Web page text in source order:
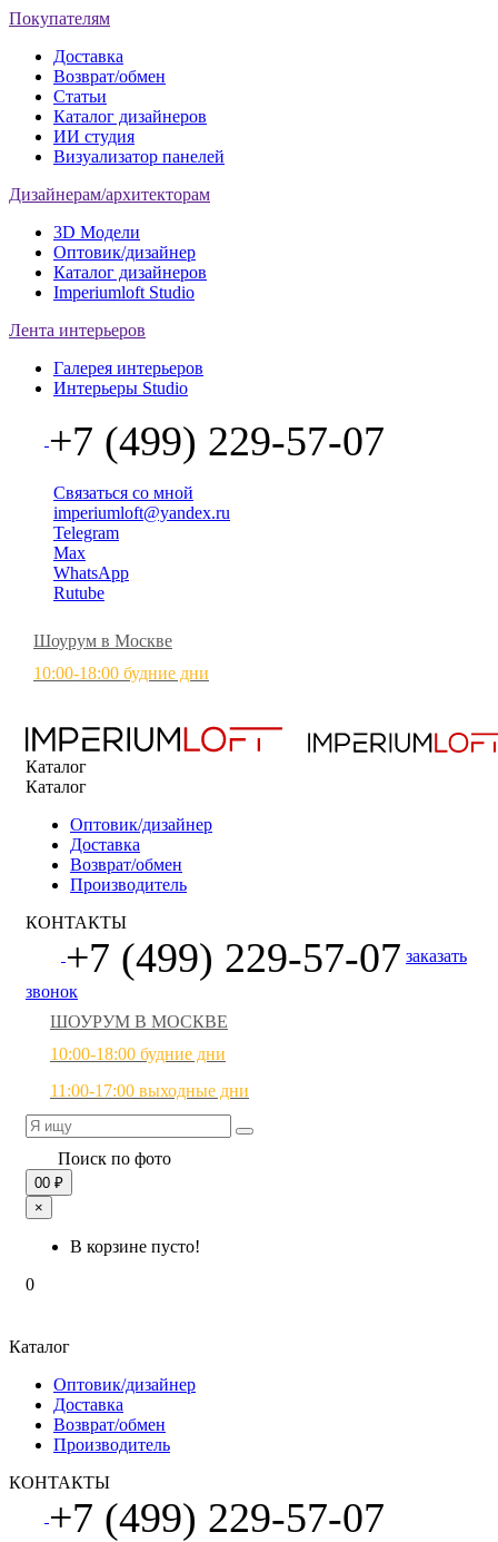
Покупателям
Доставка
Возврат/обмен
Статьи
Каталог дизайнеров
ИИ студия
Визуализатор панелей
Дизайнерам/архитекторам
3D Модели
Оптовик/дизайнер
Каталог дизайнеров
Imperiumloft Studio
Лента интерьеров
Галерея интерьеров
Интерьеры Studio
+7 (499) 229-57-07
Связаться со мной
imperiumloft@yandex.ru
Telegram
Max
WhatsApp
Rutube
Шоурум в Москве
10:00-18:00 будние дни
Каталог
Каталог
Оптовик/дизайнер
Доставка
Возврат/обмен
Производитель
КОНТАКТЫ
+7 (499) 229-57-07 заказать
звонок
ШОУРУМ В МОСКВЕ
10:00-18:00 будние дни
11:00-17:00 выходные дни
Поиск по фото
00 ₽
×
В корзине пусто!
0
Каталог
Оптовик/дизайнер
Доставка
Возврат/обмен
Производитель
КОНТАКТЫ
+7 (499) 229-57-07